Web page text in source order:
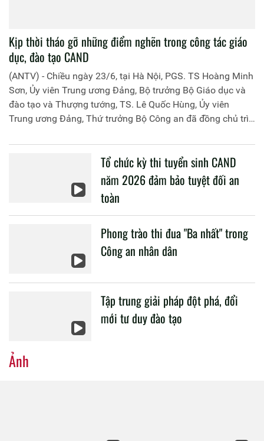
Kịp thời tháo gỡ những điểm nghẽn trong công tác giáo
dục, đào tạo CAND
(ANTV) - Chiều ngày 23/6, tại Hà Nội, PGS. TS Hoàng Minh
Sơn, Ủy viên Trung ương Đảng, Bộ trưởng Bộ Giáo dục và
đào tạo và Thượng tướng, TS. Lê Quốc Hùng, Ủy viên
Trung ương Đảng, Thứ trưởng Bộ Công an đã đồng chủ trì
liên quan đến công tác giáo dục và đào tạo của lực lượng
Tổ chức kỳ thi tuyển sinh CAND
năm 2026 đảm bảo tuyệt đối an
toàn
Phong trào thi đua "Ba nhất" trong
Công an nhân dân
Tập trung giải pháp đột phá, đổi
mới tư duy đào tạo
Ảnh